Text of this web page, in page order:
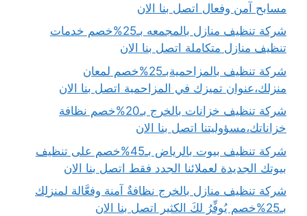
مسابح آمن وفعال اتصل بنا الان
شركة تنظيف منازل بالمجمعه بـ25%خصم خدمات
تنظيف منازل متكاملة اتصل بنا الان
شركة تنظيف بالمزاحميةبـ25%خصم لمعان
منزلك،عنوان تميزك في المزاحمية اتصل بنا الان
شركة تنظيف خزانات بالخرج بـ20%خصم نظافة
خزاناتك،مسؤوليتنا اتصل بنا الان
شركة تنظيف بيوت بالرياض بـ45%خصم على تنظيف
بيوتك الجديدة لعملائنا الجدد فقط اتصل بنا الان
شركة تنظيف منازل بالخرج نظافةٌ آمنة وفعَّالة لمنزلِك
بـ25%خصم يُوفِّرُ لكَ الكثير اتصل بنا الان